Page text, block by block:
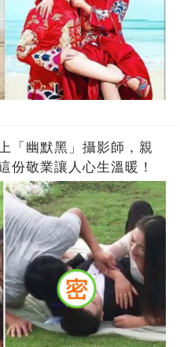
「幽默黑」攝影師，親
份敬業讓人心生溫暖！